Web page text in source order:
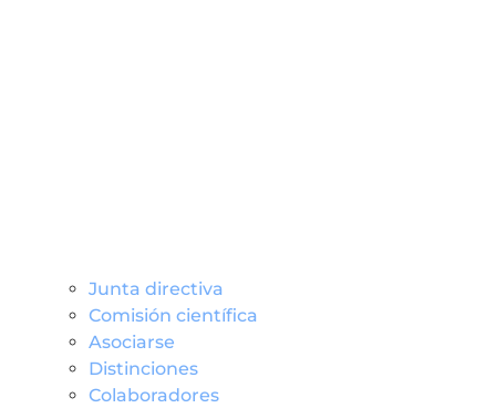
Junta directiva
Comisión científica
Asociarse
Distinciones
Colaboradores